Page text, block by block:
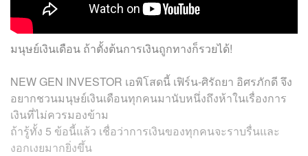
มนุษย์เงินเดือน ถ้าตั้งต้นการเงินถูกทางก็รวยได้!
NEW GEN INVESTOR เอพิโสดนี้ เฟิร์น-ศิรัถยา อิศรภักดี จึง
อยากชวนมนุษย์เงินเดือนทุกคนมานับหนึ่งถึงห้าในเรื่องการ
เงินที่ไม่ควรมองข้าม
ถ้ารู้ทั้ง 5 ข้อนี้แล้ว เชื่อว่าการเงินของทุกคนจะราบรื่นและ
งอกเงยมากยิ่งขึ้น